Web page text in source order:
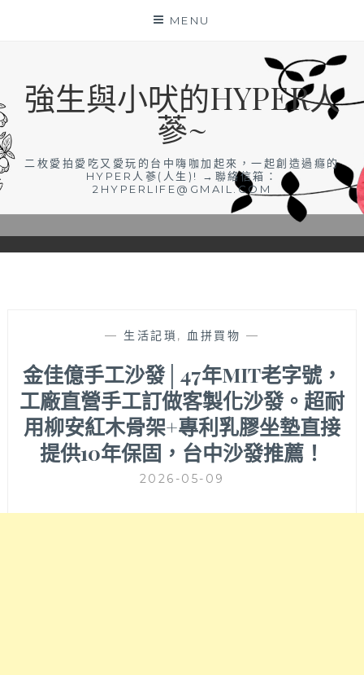
MENU
強生與小吠的HYPER人
蔘~
二枚愛拍愛吃又愛玩的台中嗨咖加起來，一起創造過癮的
HYPER人蔘(人生)! →聯絡信箱：
2HYPERLIFE@GMAIL.COM
— 生活記瑣 , 血拼買物 —
金佳億手工沙發│47年MIT老字號，
工廠直營手工訂做客製化沙發。超耐
用柳安紅木骨架+專利乳膠坐墊直接
提供10年保固，台中沙發推薦！
2026-05-09